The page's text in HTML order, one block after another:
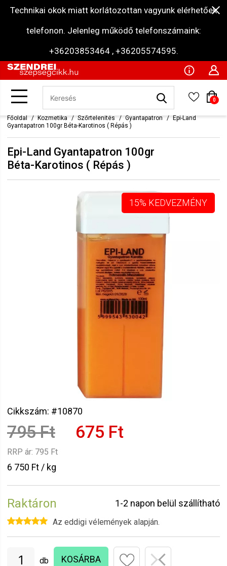
Technikai okok miatt korlátozottan vagyunk elérhetőek
telefonon. Jelenleg működő telefonszámaink:
+36203853464 , +36205574595.
0
Főoldal Kozmetika Szőrtelenítés Gyantapatron
Epi-Land
Gyantapatron 100gr Béta-Karotinos ( Répás )
Epi-Land Gyantapatron 100gr
Béta-Karotinos ( Répás )
15% KEDVEZMÉNY
Cikkszám: #10870
795 Ft 675 Ft
RRP ár: 795 Ft
6 750 Ft / kg
Raktáron 1-2 napon belül szállítható
Az eddigi vélemények alapján.
db KOSÁRBA